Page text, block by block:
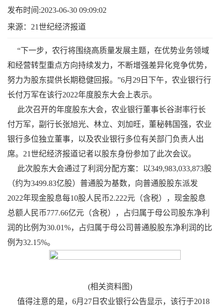
发布时间:2023-06-30 09:09:02
来源：21世纪经济报道
“下一步，农行将围绕高质量发展主题，在优势业务领域
和经营转型重点方向持续发力，不断增强差异化竞争优势，
努力为股东提供长期稳健回报。”6月29日下午，农业银行行
长付万军在该行2022年度股东大会上表示。
此次召开的年度股东大会，农业银行董事长谷澍率行长
付万军，副行长张旭光、林立、刘加旺，董秘韩国强，农业
银行多位独立董事，以及农业银行多位有关部门负责人出
席。21世纪经济报道记者以股东身份参加了此次会议。
此次股东大会通过了利润分配方案：以349,983,033,873股
（约为3499.83亿股）普通股为基数，向普通股股东派发
2022年现金股息每10股人民币2.222元（含税），现金股息
总额人民币777.66亿元（含税），占归属于母公司股东净利
润的比例为30.01%，占归属于母公司普通股股东净利润的比
例为32.15%。
(相关资料图)
值得注意的是，6月27日农业银行公告显示，该行于2018